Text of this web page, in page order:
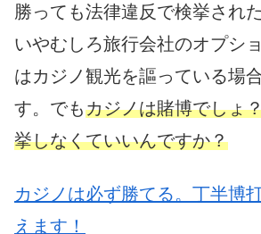
勝っても法律違反で検挙され
いやむしろ旅行会社のオプシ
はカジノ観光を謳っている場
す。でもカジノは賭博でしょ
挙しなくていいんですか？
カジノは必ず勝てる。丁半博
えます！